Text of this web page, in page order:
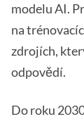
modelu AI.
na
zdrojích,
odpovědí.
Do roku